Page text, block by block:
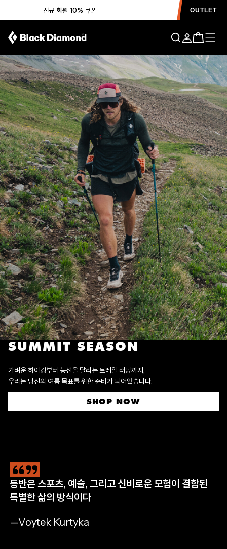
신규 회원 10% 쿠폰 OUTLET
SUMMIT SEASON
가벼운 하이킹부터 능선을 달리는 트레일 러닝까지,
우리는 당신의 여름 목표를 위한 준비가 되어있습니다.
SHOP NOW
등반은 스포츠, 예술, 그리고 신비로운 모험이 결합된
특별한 삶의 방식이다
—Voytek Kurtyka
CLIMB
완등을 위한 필수 장비
SHOP NOW
HIKE
자연으로 나아갈 완벽한 준비
SHOP NOW
RUN
멈추지 않는 산악 트레일 러닝
SHOP NOW
APPAREL
모든 아웃도어 모험을 위해
SHOP MEN'S